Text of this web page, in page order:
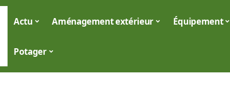
Actu Aménagement extérieur Équipement
Potager